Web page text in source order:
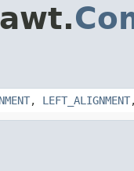
, LEFT_ALIGNMENT